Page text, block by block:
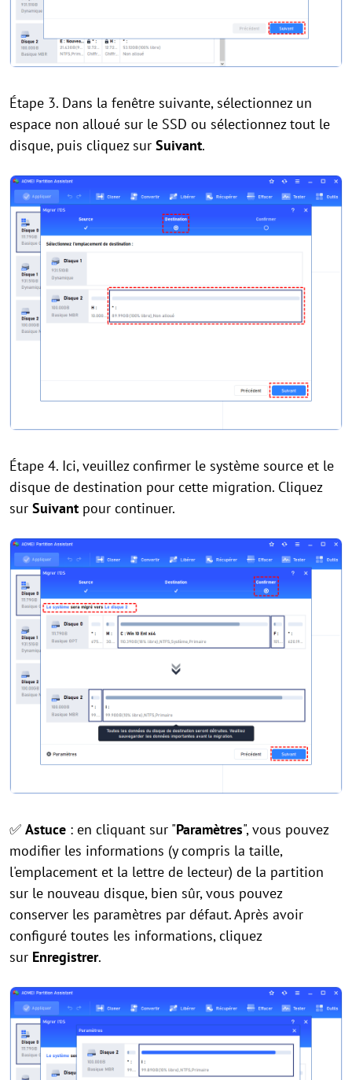
Étape 3. Dans la fenêtre suivante, sélectionnez un
espace non alloué sur le SSD ou sélectionnez tout le
disque, puis cliquez sur Suivant.
Étape 4. Ici, veuillez confirmer le système source et le
disque de destination pour cette migration. Cliquez
sur Suivant pour continuer.
✅ Astuce : en cliquant sur "Paramètres", vous pouvez
modifier les informations (y compris la taille,
l'emplacement et la lettre de lecteur) de la partition
sur le nouveau disque, bien sûr, vous pouvez
conserver les paramètres par défaut. Après avoir
configuré toutes les informations, cliquez
sur Enregistrer.